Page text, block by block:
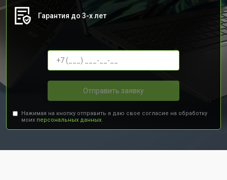
Гарантия до 3-х лет
Отправить заявку
Нажимая на кнопку отправить я даю свое согласие на обработку
моих персональных данных.